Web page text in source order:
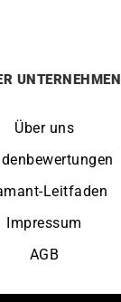
UNTERNEHMEN
Über uns
Leitfaden
Impressum
AGB